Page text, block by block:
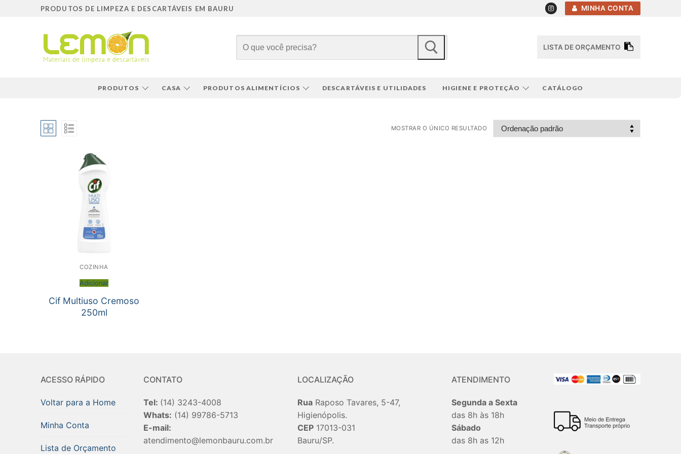
PRODUTOS DE LIMPEZA E DESCARTÁVEIS EM BAURU MINHA CONTA
por:
LISTA DE ORÇAMENTO
PRODUTOS CASA PRODUTOS ALIMENTÍCIOS DESCARTÁVEIS E UTILIDADES HIGIENE E PROTEÇÃO CATÁLOGO
MOSTRAR O ÚNICO RESULTADO
COZINHA
Adicionar
Cif Multiuso Cremoso
250ml
ACESSO RÁPIDO
Voltar para a Home
Minha Conta
Lista de Orçamento
CONTATO
Tel: (14) 3243-4008
Whats: (14) 99786-5713
E-mail:
atendimento@lemonbauru.com.br
LOCALIZAÇÃO
RuaRaposo Tavares, 5-47,
Higienópolis.
CEP17013-031
Bauru/SP.
ATENDIMENTO
Segunda a Sexta
das 8h às 18h
Sábado
das 8h as 12h